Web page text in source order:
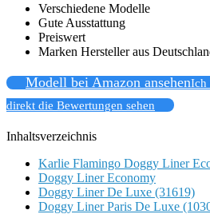
Verschiedene Modelle
Gute Ausstattung
Preiswert
Marken Hersteller aus
Modell bei Amazon ansehenIch
direkt die Bewertungen sehen
Inhaltsverzeichnis
Karlie Flamingo Doggy Liner
Doggy Liner Economy
Doggy Liner De Luxe (31619)
Doggy Liner Paris De Luxe